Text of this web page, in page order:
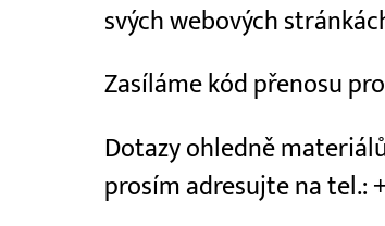
svých webových
Zasíláme kód přenosu
Dotazy ohledně materiálů
prosím adresujte na tel.: